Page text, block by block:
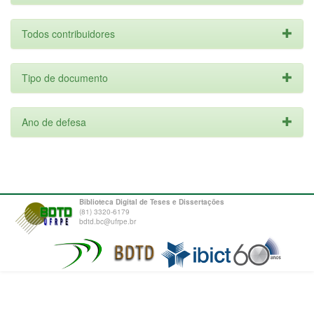
Todos contribuidores
Tipo de documento
Ano de defesa
Biblioteca Digital de Teses e Dissertações
(81) 3320-6179
bdtd.bc@ufrpe.br